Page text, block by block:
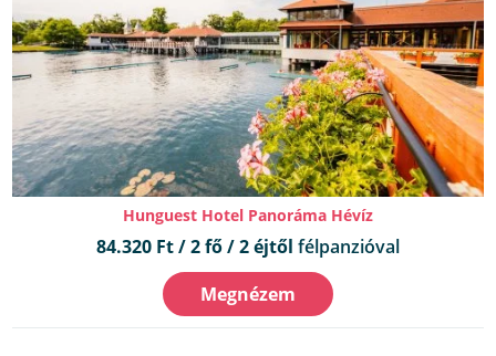
Hunguest Hotel Panoráma Hévíz
84.320 Ft / 2 fő / 2 éjtől félpanzióval
Megnézem